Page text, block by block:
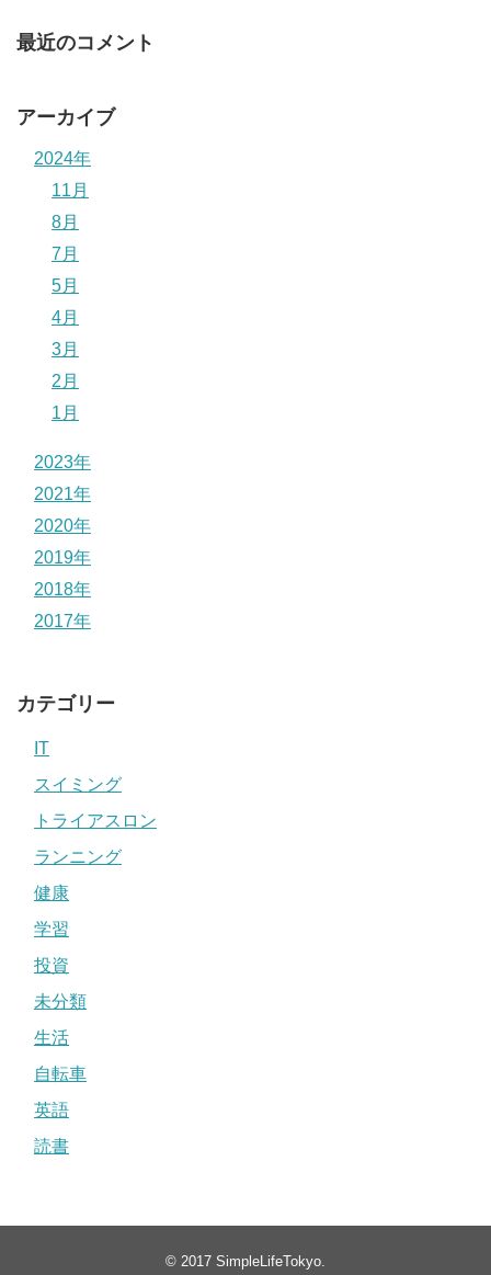
最近のコメント
アーカイブ
2024年
11月
8月
7月
5月
4月
3月
2月
1月
2023年
2021年
2020年
2019年
2018年
2017年
カテゴリー
IT
スイミング
トライアスロン
ランニング
健康
学習
投資
未分類
生活
自転車
英語
読書
© 2017 SimpleLifeTokyo.